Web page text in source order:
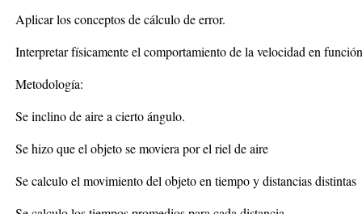
Aplicar los conceptos de cálculo de error.
Interpretar físicamente el comportamiento de la velocidad en
Metodología:
Se inclino de aire a cierto ángulo.
Se hizo que el objeto se moviera por el riel de aire
Se calculo el movimiento del objeto en tiempo y distancias distintas